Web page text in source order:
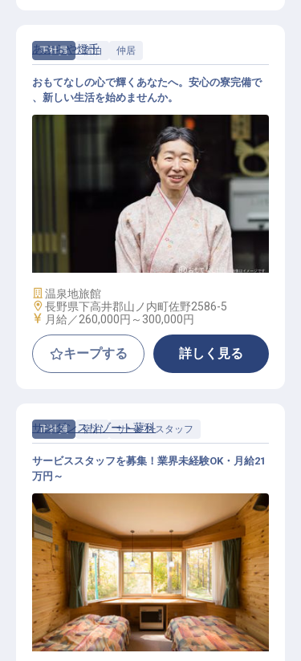
正社員 宿泊 仲居
仲居
あぶらや燈千
おもてなしの心で輝くあなたへ。安心の寮完備で
、新しい生活を始めませんか。
施設業態
温泉地旅館
勤務地
長野県下高井郡山ノ内町佐野2586-5
給与
月給／260,000円～ 300,000円
キープする 詳しく見る
正社員 宿泊 サービススタッフ
サービススタッフ / 正社員
サンダンスリゾート蓼科
サービススタッフを募集！業界未経験OK・月給21
万円～